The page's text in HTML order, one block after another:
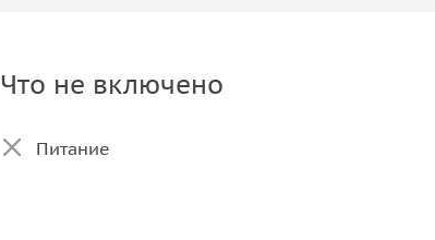
Что не включено
Питание